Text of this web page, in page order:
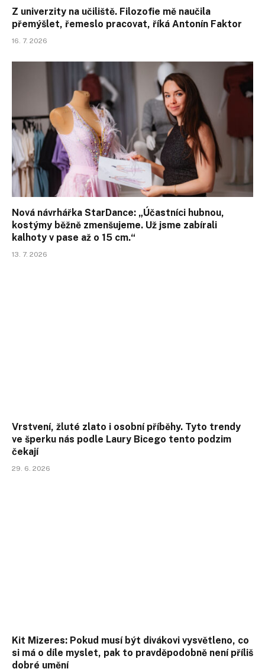
Z univerzity na učiliště. Filozofie mě naučila
přemýšlet, řemeslo pracovat, říká Antonín Faktor
16. 7. 2026
Nová návrhářka StarDance: „Účastníci hubnou,
kostýmy běžně zmenšujeme. Už jsme zabírali
kalhoty v pase až o 15 cm.“
13. 7. 2026
Vrstvení, žluté zlato i osobní příběhy. Tyto trendy
ve šperku nás podle Laury Bicego tento podzim
čekají
29. 6. 2026
Kit Mizeres: Pokud musí být divákovi vysvětleno, co
si má o díle myslet, pak to pravděpodobně není příliš
dobré umění